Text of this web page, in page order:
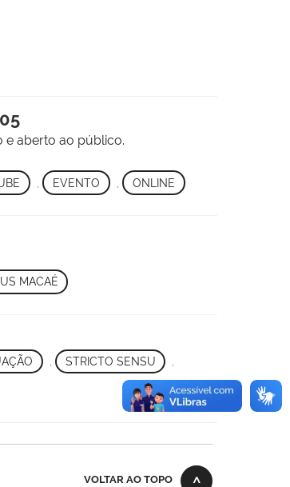
e aberto ao público.
, EVENTO ONLINE
MACAÉ
STRICTO SENSU
VOLTAR AO TOPO